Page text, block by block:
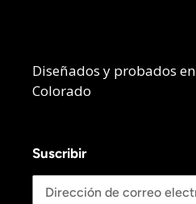
Diseñados y probados
Colorado
Suscribir